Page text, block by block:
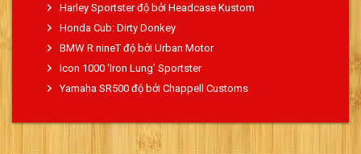
Harley Sportster độ bởi Headcase Kustom
Honda Cub: Dirty Donkey
BMW R nineT độ bởi Urban Motor
Icon 1000 ‘Iron Lung’ Sportster
Yamaha SR500 độ bởi Chappell Customs